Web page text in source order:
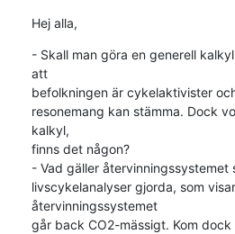
Hej alla,
- Skall man göra en generell
att
befolkningen är cykelaktivister
resonemang kan stämma. Dock
kalkyl,
finns det någon?
- Vad gäller
livscykelanalyser gjorda, som
återvinningssystemet
går back CO2-mässigt. Kom